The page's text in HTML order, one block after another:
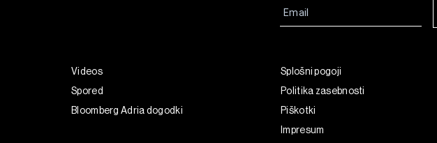
Videos
Spored
Bloomberg Adria dogodki
Splošni pogoji
Politika zasebnosti
Piškotki
Impresum